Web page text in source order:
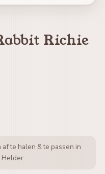
Richie
te halen & te passen in